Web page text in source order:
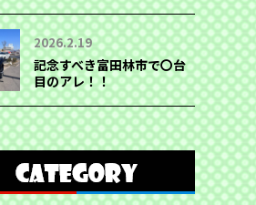
2026.2.19
記念すべき富田林市で〇台
目のアレ！！